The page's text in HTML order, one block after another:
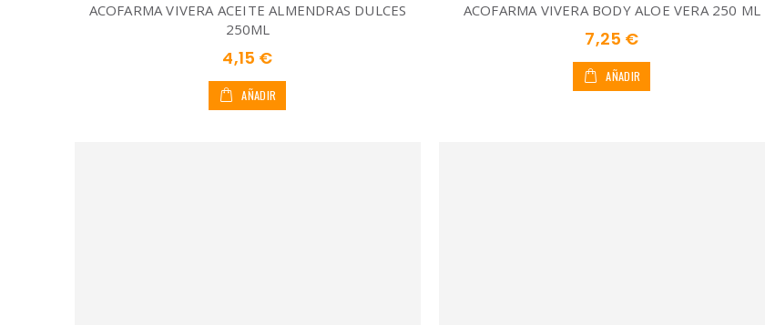
ACOFARMA VIVERA ACEITE ALMENDRAS DULCES
250ML
4,15 €
AÑADIR
ACOFARMA VIVERA BODY ALOE VERA 250 ML
7,25 €
AÑADIR